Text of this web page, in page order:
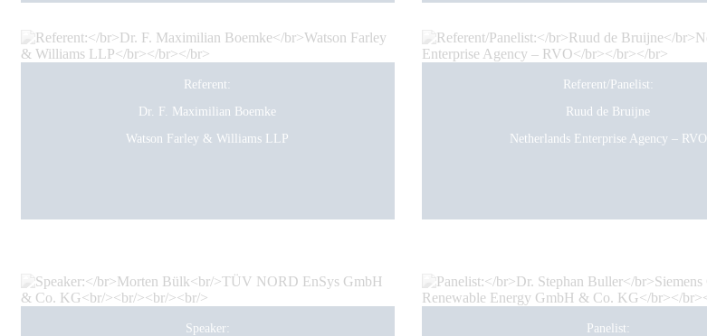
Referent:
Dr. F. Maximilian Boemke
Watson Farley & Williams LLP
Referent/Panelist:
Ruud de Bruijne
Netherlands Enterprise Agency – RVO
Speaker:
Panelist: